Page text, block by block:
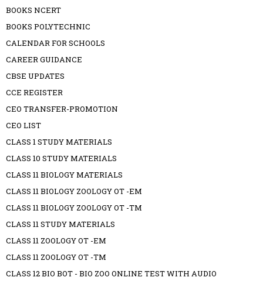
BOOKS NCERT
BOOKS POLYTECHNIC
CALENDAR FOR SCHOOLS
CAREER GUIDANCE
CBSE UPDATES
CCE REGISTER
CEO TRANSFER-PROMOTION
CEO LIST
CLASS 1 STUDY MATERIALS
CLASS 10 STUDY MATERIALS
CLASS 11 BIOLOGY MATERIALS
CLASS 11 BIOLOGY ZOOLOGY OT -EM
CLASS 11 BIOLOGY ZOOLOGY OT -TM
CLASS 11 STUDY MATERIALS
CLASS 11 ZOOLOGY OT -EM
CLASS 11 ZOOLOGY OT -TM
CLASS 12 BIO BOT - BIO ZOO ONLINE TEST WITH AUDIO